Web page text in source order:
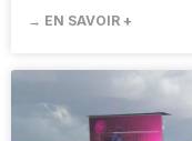
→ EN SAVOIR +